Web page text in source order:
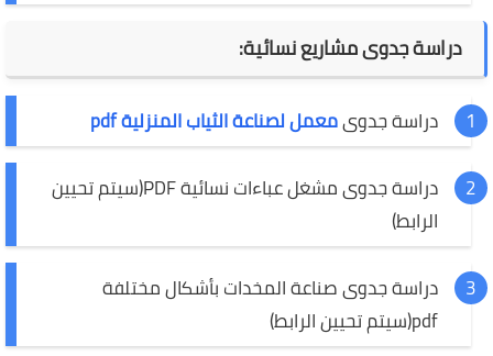
دراسة جدوى مشاريع نسائية:
دراسة جدوىمعمل لصناعة الثياب المنزلية pdf
دراسة جدوى مشغل عباءات نسائية PDF(سيتم تحيين
الرابط)
دراسة جدوى صناعة المخدات بأشكال مختلفة
pdf(سيتم تحيين الرابط)